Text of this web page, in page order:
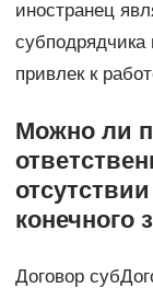
иностранец
субподрядчика
привлек к
Можно ли
конечного
Договор